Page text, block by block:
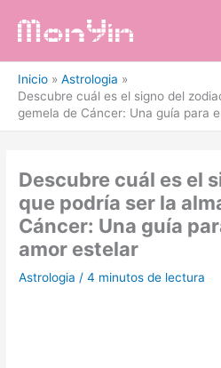
Inicio
Astrologia
Descubre cuál es el signo del
gemela de Cáncer: Una guía para
Descubre cuál es el
que podría ser la
Cáncer: Una guía
amor estelar
Astrologia /4 minutos de lectura